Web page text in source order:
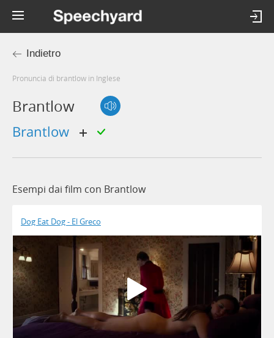
Indietro
Pronuncia di brantlow in Inglese
Brantlow
brantlow
Esempi dai film con Brantlow
Dog Eat Dog - El Greco